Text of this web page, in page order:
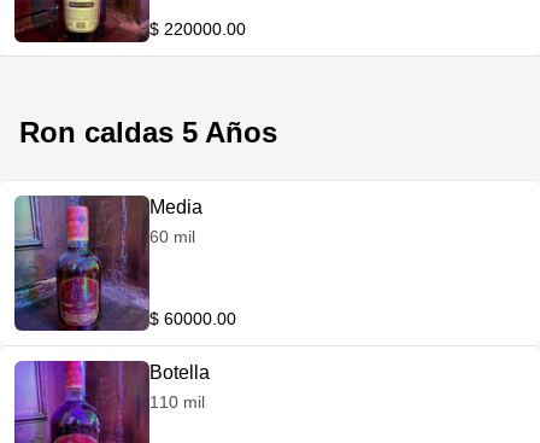
$ 220000.00
Ron caldas 5 Años
Media
60 mil
$ 60000.00
Botella
110 mil